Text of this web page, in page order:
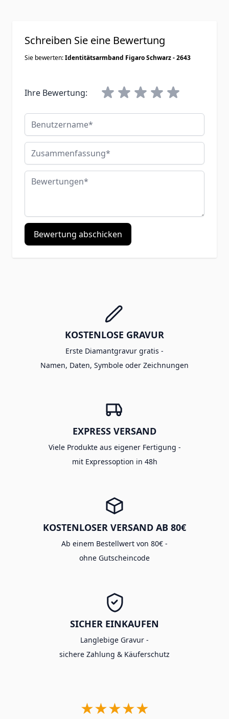
Schreiben Sie eine Bewertung
Sie bewerten:Identitätsarmband Figaro Schwarz - 2643
Ihre Bewertung:
Benutzername
Zusammenfassung
Bewertungen
Bewertung abschicken
KOSTENLOSE GRAVUR
Erste Diamantgravur gratis -
Namen, Daten, Symbole oder Zeichnungen
EXPRESS VERSAND
Viele Produkte aus eigener Fertigung -
mit Expressoption in 48h
KOSTENLOSER VERSAND AB 80€
Ab einem Bestellwert von 80€ -
ohne Gutscheincode
SICHER EINKAUFEN
Langlebige Gravur -
sichere Zahlung & Käuferschutz
★★★★★